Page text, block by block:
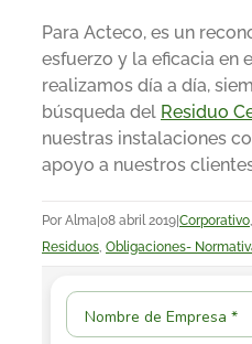
Para Acteco, es un
esfuerzo y la eficacia en
realizamos día a día,
búsqueda del Residuo
nuestras instalaciones
apoyo a nuestros
Por Alma|08 abril 2019|Corporativo
Residuos Obligaciones-